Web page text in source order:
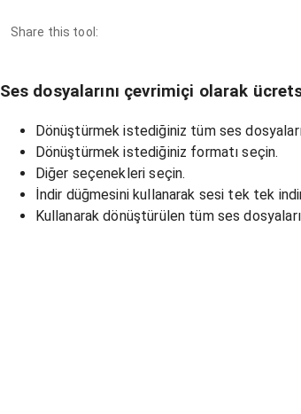
Share this tool:
Ses dosyalarını çevrimiçi olarak
Dönüştürmek istediğiniz tüm ses
Dönüştürmek istediğiniz formatı seçin.
Diğer seçenekleri seçin.
İndir düğmesini kullanarak sesi tek tek
Kullanarak dönüştürülen tüm ses